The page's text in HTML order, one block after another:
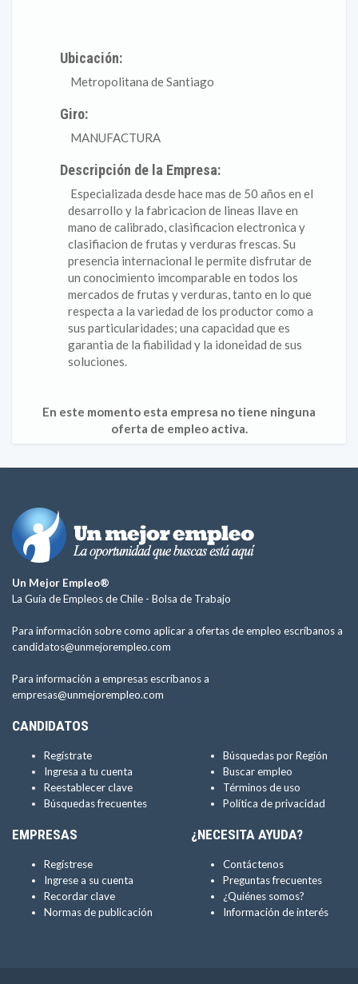
Ubicación:
Metropolitana de Santiago
Giro:
MANUFACTURA
Descripción de la Empresa:
Especializada desde hace mas de 50 años en el
desarrollo y la fabricacion de lineas llave en
mano de calibrado, clasificacion electronica y
clasifiacion de frutas y verduras frescas. Su
presencia internacional le permite disfrutar de
un conocimiento imcomparable en todos los
mercados de frutas y verduras, tanto en lo que
respecta a la variedad de los productor como a
sus particularidades; una capacidad que es
garantia de la fiabilidad y la idoneidad de sus
soluciones.
En este momento esta empresa no tiene ninguna
oferta de empleo activa.
Un Mejor Empleo®
La Guía de Empleos de Chile - Bolsa de Trabajo
Para información sobre como aplicar a ofertas de empleo escríbanos a
candidatos@unmejorempleo.com
Para información a empresas escríbanos a
empresas@unmejorempleo.com
CANDIDATOS
Regístrate
Ingresa a tu cuenta
Reestablecer clave
Búsquedas frecuentes
Búsquedas por Región
Buscar empleo
Términos de uso
Política de privacidad
EMPRESAS
Regístrese
Ingrese a su cuenta
Recordar clave
Normas de publicación
¿NECESITA AYUDA?
Contáctenos
Preguntas frecuentes
¿Quiénes somos?
Información de interés